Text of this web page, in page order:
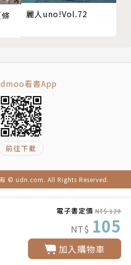
電子書定價 NT$ 120
NT$ 105
加入購物車
麗人uno!Vol.72
看書App
前往下載
有 © udn.com. All Rights Reserved.